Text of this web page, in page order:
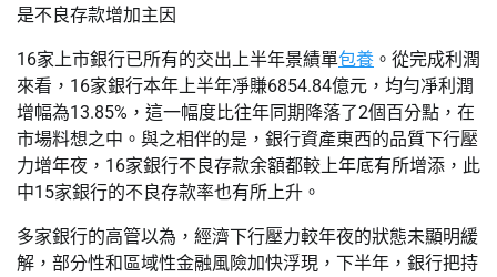
是不良存款增加主因
16家上市銀行已所有的交出上半年景績單包養 。從完成利潤
來看，16家銀行本年上半年凈賺6854.84億元，均勻凈利潤
增幅為13.85%，這一幅度比往年同期降落了2個百分點，在
市場料想之中。與之相伴的是，銀行資產東西的品質下行壓
力增年夜，16家銀行不良存款余額都較上年底有所增添，此
中15家銀行的不良存款率也有所上升。
多家銀行的高管以為，經濟下行壓力較年夜的狀態未顯明緩
解，部分性和區域性金融風險加快浮現，下半年，銀行把持